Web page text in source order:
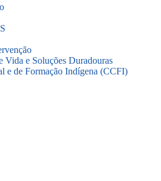
Vida e Soluções Duradouras
e de Formação Indígena (CCFI)